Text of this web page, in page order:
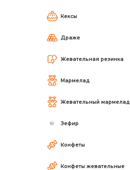
Кексы
Драже
Жевательная резинка
Мармелад
Жевательный мармелад
Зефир
Конфеты
Конфеты жевательные